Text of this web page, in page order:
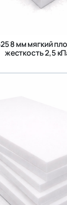
8 мм мягкий
жесткость 2,5